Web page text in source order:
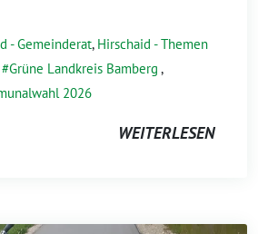
- Gemeinderat, Hirschaid - Themen
Grüne Landkreis Bamberg ,
2026
WEITERLESEN